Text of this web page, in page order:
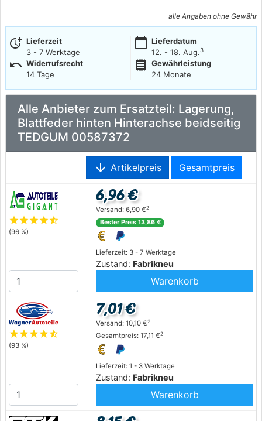
alle Angaben ohne Gewähr
more_time Lieferzeit
3 - 7 Werktage
calendar_today Lieferdatum
12. - 18. Aug.3
undo Widerrufsrecht
14 Tage
receipt
Gewährleistung
24 Monate
Alle Anbieter zum Ersatzteil: Lagerung,
Blattfeder hinten Hinterachse beidseitig
TEDGUM 00587372
arrow_downward Artikelpreis Gesamtpreis
starstarstarstarstar_half
(96 %)
Lieferzeit: 3 - 7 Werktage
Zustand: Fabrikneu
6,96 €
Versand: 6,90 €2
Bester Preis 13,86 €
Warenkorb
starstarstarstarstar_half
(93 %)
Lieferzeit: 1 - 3 Werktage
Zustand: Fabrikneu
7,01 €
Versand: 10,10 €2
Gesamtpreis: 17,11 €2
Warenkorb